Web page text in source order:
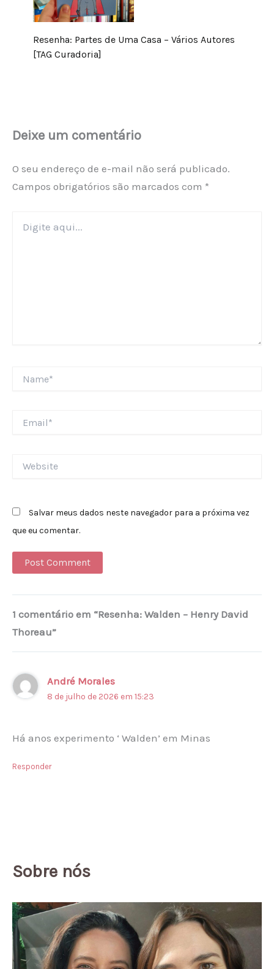
Resenha: Partes de Uma Casa – Vários Autores
[TAG Curadoria]
Deixe um comentário
O seu endereço de e-mail não será publicado.
Campos obrigatórios são marcados com *
aqui...
Salvar meus dados neste navegador para a próxima vez
que eu comentar.
1 comentário em “Resenha: Walden – Henry David
Thoreau”
André Morales
8 de julho de 2026 em 15:23
Há anos experimento ‘ Walden’ em Minas
Responder
Sobre nós